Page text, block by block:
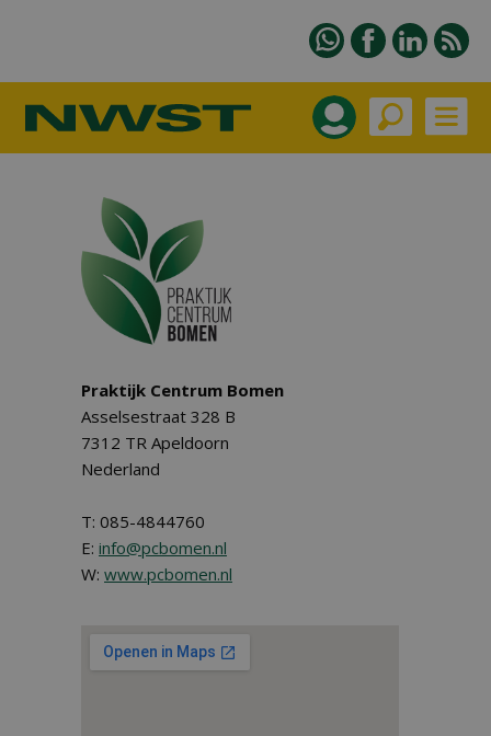
Praktijk Centrum Bomen
Asselsestraat 328 B
7312 TR Apeldoorn
Nederland
T: 085-4844760
E: info@pcbomen.nl
W: www.pcbomen.nl